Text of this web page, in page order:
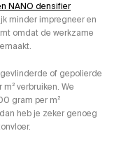
NANO densifier
minder impregneer en
omdat de werkzame
of gepolierde
verbruiken. We
gram per m²
heb je zeker genoeg